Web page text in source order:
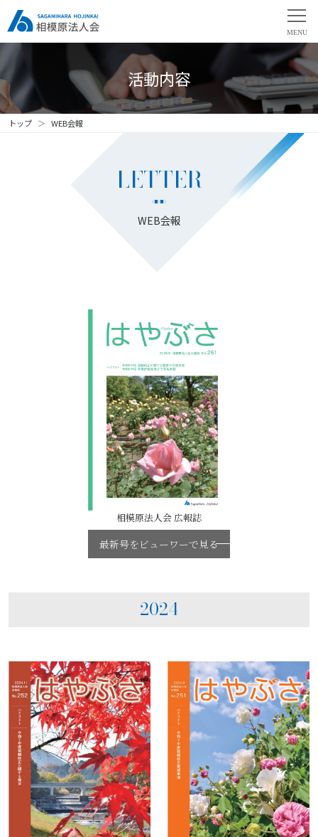
活動内容
トップ WEB会報
LETTER
WEB会報
相模原法人会 広報誌
最新号をビューワーで見る
2024